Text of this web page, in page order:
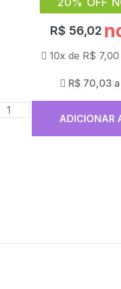
R$ 56,02
10x de R$ 7,00
R$ 70,03
ADICIONAR